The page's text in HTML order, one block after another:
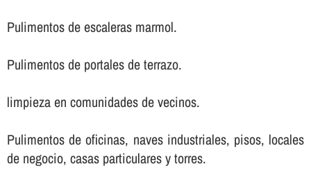
Pulimentos de escaleras marmol.
Pulimentos de portales de terrazo.
limpieza en comunidades de vecinos.
Pulimentos de oficinas, naves industriales, pisos, locales
de negocio, casas particulares y torres.